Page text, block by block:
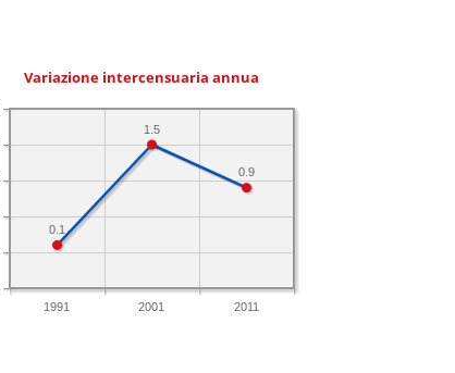
Variazione intercensuaria annua
1991 2001 2011
0.9
1.5
0.1